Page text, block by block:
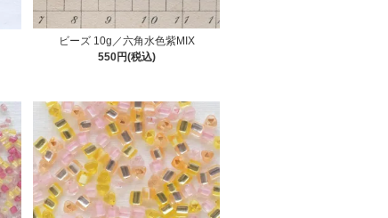
ビーズ 10g／六角水色紫MIX
550円(税込)